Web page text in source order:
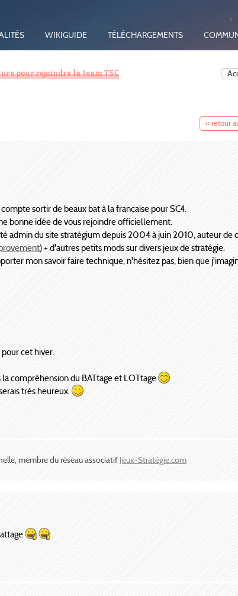
WIKIGUIDE TÉLÉCHARGEMENTS
pour rejoindre la team TSC
« retour
sortir de beaux bat à la française pour SC4.
bonne idée de vous rejoindre officiellement.
admin du site stratégium depuis 2004 à juin 2010, auteur de
) + d'autres petits mods sur divers jeux de stratégie.
mon savoir faire technique, n'hésitez pas, bien que
cet hiver.
compréhension du BATtage et LOTtage
très heureux.
membre du réseau associatif Jeux-Stratégie.com